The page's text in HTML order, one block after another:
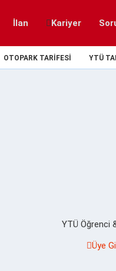
İlan Kariyer
OTOPARK TARIFESI YTÜ
YTÜ Öğrenci
Üye